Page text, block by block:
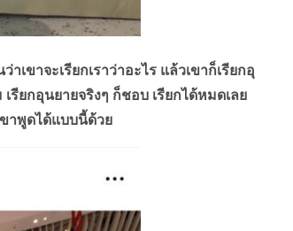
าจะเรียกเราว่าอะไร แล้วเขาก็เรียกอุ
รียกอุนยายจริงๆ ก็ชอบ เรียกได้หมดเลย
าพูดได้แบบนี้ด้วย